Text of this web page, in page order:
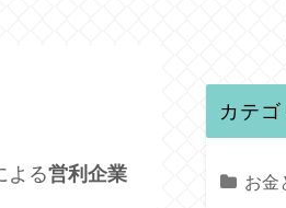
よる営利企業
カテゴ
お金